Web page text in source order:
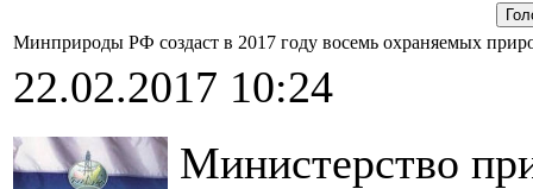
Минприроды РФ создаст в 2017 году восемь охраняемых
22.02.2017 10:24
Министерство